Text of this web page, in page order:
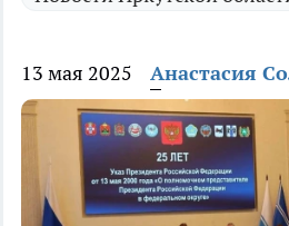
13 мая 2025 Анастасия